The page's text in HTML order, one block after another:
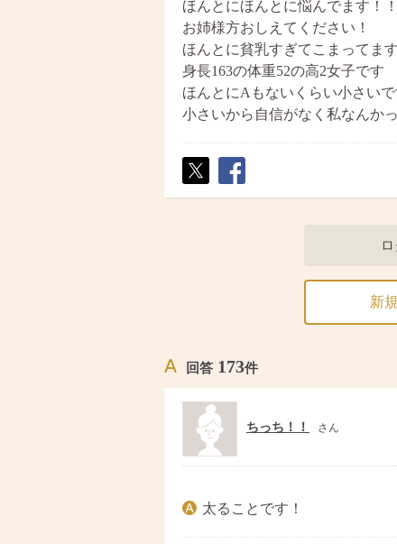
ほんとにほんとに悩んでます！！
お姉様方おしえてください！
ほんとに貧乳すぎてこまってます
身長163の体重52の高2女子です
ほんとにAもないくらい小さい
小さいから自信がなく私なんか
ト
ア
新
回答 173件
ちっち！！ さん
太ることです！